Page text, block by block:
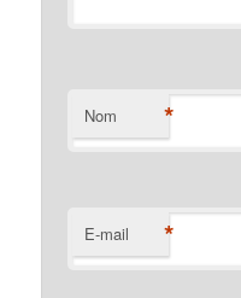
Nom *
E-mail *